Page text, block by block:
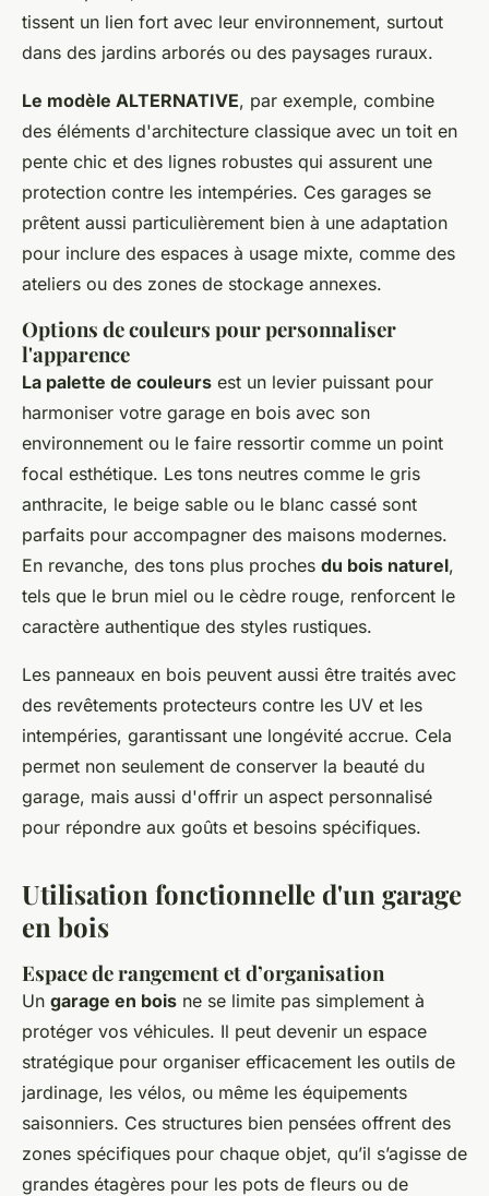
tissent un lien fort avec leur environnement, surtout
dans des jardins arborés ou des paysages ruraux.
Le modèle ALTERNATIVE, par exemple, combine
des éléments d'architecture classique avec un toit en
pente chic et des lignes robustes qui assurent une
protection contre les intempéries. Ces garages se
prêtent aussi particulièrement bien à une adaptation
pour inclure des espaces à usage mixte, comme des
ateliers ou des zones de stockage annexes.
Options de couleurs pour personnaliser
l'apparence
La palette de couleurs est un levier puissant pour
harmoniser votre garage en bois avec son
environnement ou le faire ressortir comme un point
focal esthétique. Les tons neutres comme le gris
anthracite, le beige sable ou le blanc cassé sont
parfaits pour accompagner des maisons modernes.
En revanche, des tons plus proches du bois naturel,
tels que le brun miel ou le cèdre rouge, renforcent le
caractère authentique des styles rustiques.
Les panneaux en bois peuvent aussi être traités avec
des revêtements protecteurs contre les UV et les
intempéries, garantissant une longévité accrue. Cela
permet non seulement de conserver la beauté du
garage, mais aussi d'offrir un aspect personnalisé
pour répondre aux goûts et besoins spécifiques.
Utilisation fonctionnelle d'un garage
en bois
Espace de rangement et d’organisation
Un garage en bois ne se limite pas simplement à
protéger vos véhicules. Il peut devenir un espace
stratégique pour organiser efficacement les outils de
jardinage, les vélos, ou même les équipements
saisonniers. Ces structures bien pensées offrent des
zones spécifiques pour chaque objet, qu’il s’agisse de
grandes étagères pour les pots de fleurs ou de